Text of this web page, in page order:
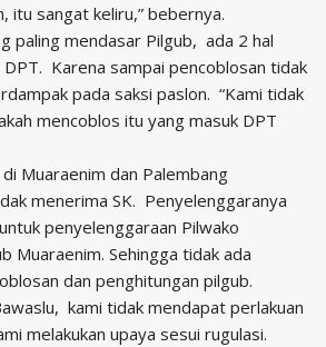
itu sangat keliru,” bebernya.
paling mendasar Pilgub, ada 2 hal
Karena sampai pencoblosan tidak
pada saksi paslon. “Kami tidak
mencoblos itu yang masuk DPT
Muaraenim dan Palembang
menerima SK. Penyelenggaranya
penyelenggaraan Pilwako
Muaraenim. Sehingga tidak ada
dan penghitungan pilgub.
kami tidak mendapat perlakuan
melakukan upaya sesui rugulasi.